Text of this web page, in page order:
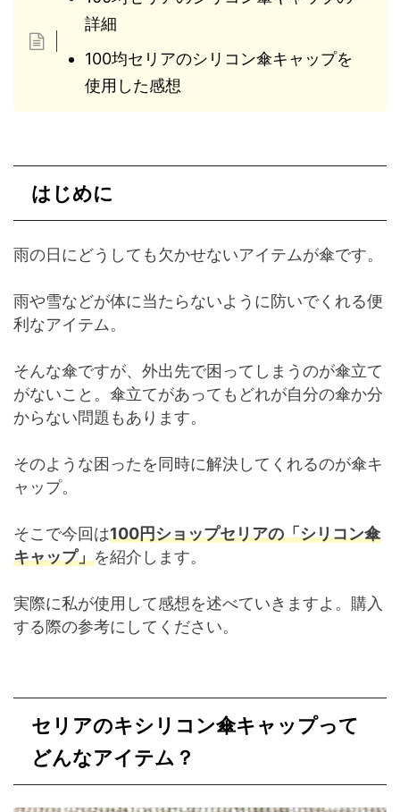
詳細
100均セリアのシリコン傘キャップを
使用した感想
はじめに
雨の日にどうしても欠かせないアイテムが傘です。
雨や雪などが体に当たらないように防いでくれる便
利なアイテム。
そんな傘ですが、外出先で困ってしまうのが傘立て
がないこと。傘立てがあってもどれが自分の傘か分
からない問題もあります。
そのような困ったを同時に解決してくれるのが傘キ
ャップ。
そこで今回は100円ショップセリアの「シリコン傘
キャップ」を紹介します。
実際に私が使用して感想を述べていきますよ。購入
する際の参考にしてください。
セリアのキシリコン傘キャップって
どんなアイテム？